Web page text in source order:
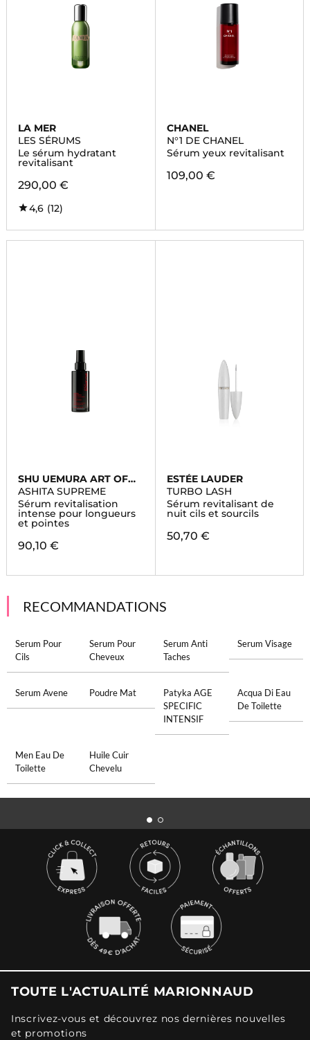
LA MER
LES SÉRUMS
Le sérum hydratant
revitalisant
290,00 €
4,6 (12)
CHANEL
N°1 DE CHANEL
Sérum yeux revitalisant
109,00 €
SHU UEMURA ART OF
HAIR
ASHITA SUPREME
Sérum revitalisation
intense pour longueurs
et pointes
90,10 €
ESTÉE LAUDER
TURBO LASH
Sérum revitalisant de
nuit cils et sourcils
50,70 €
RECOMMANDATIONS
Serum Pour
Cils
Serum Pour
Cheveux
Serum Anti
Taches
Serum Visage
Serum Avene Poudre Mat
Patyka AGE
SPECIFIC
INTENSIF
Acqua Di Eau
De Toilette
Men Eau De
Toilette
Huile Cuir
Chevelu
TOUTE L'ACTUALITÉ MARIONNAUD
Inscrivez-vous et découvrez nos dernières nouvelles
et promotions